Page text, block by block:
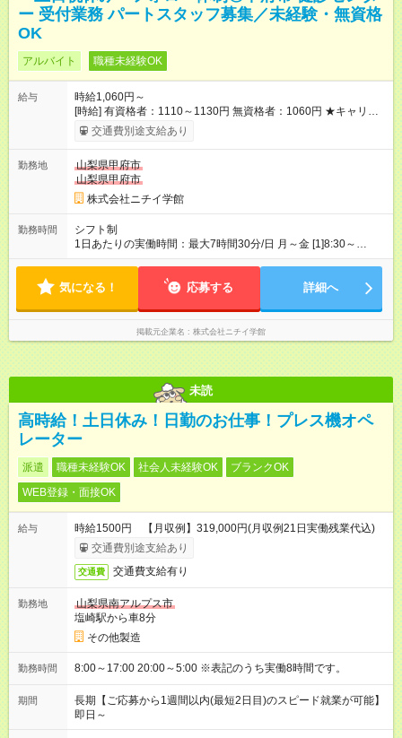
ー 受付業務 パートスタッフ募集／未経験・無資格
OK
アルバイト 職種未経験OK
給与
時給1,060円～
[時給] 有資格者：1110～1130円 無資格者：1060円 ★キャリア
アップ制度あり 進級により給与がアップします！ 【試用期間】
試用期間あり 試用期間の長さ：3ヶ月 雇用形態、給与は本採用
交通費別途支給あり
勤務地
山梨県甲府市
山梨県甲府市
株式会社ニチイ学館
勤務時間
シフト制
1日あたりの実働時間：最大7時間30分/日 月～金 [1]8:30～
17:00（休憩60分） 上記時間内にて、週3日勤務 [2]12:00～
気になる！ 応募する 詳細へ
掲載元企業名 株式会社ニチイ学館
未読
高時給！土日休み！日勤のお仕事！プレス機オペ
レーター
派遣 職種未経験OK 社会人未経験OK
ブランクOK
WEB登録・面接OK
給与
時給1500円 【月収例】319,000円(月収例21日実働残業代込)
交通費別途支給あり
交通費 交通費支給有り
勤務地
山梨県南アルプス市
塩崎駅から車8分
その他製造
勤務時間 8:00～17:00 20:00～5:00 ※表記のうち実働8時間です。
期間
長期【ご応募から1週間以内(最短2日目)のスピード就業が可能】
即日～